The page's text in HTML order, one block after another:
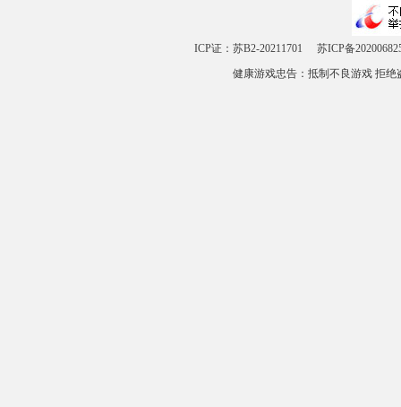
ICP证：苏B2-20211701
苏ICP备
健康游戏忠告：抵制不良游戏 拒